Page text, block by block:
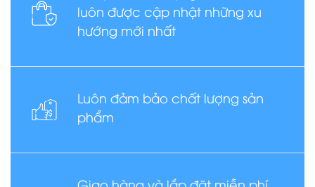
luôn được cập nhật những xu
hướng mới nhất
Luôn đảm bảo chất lượng sản
phẩm